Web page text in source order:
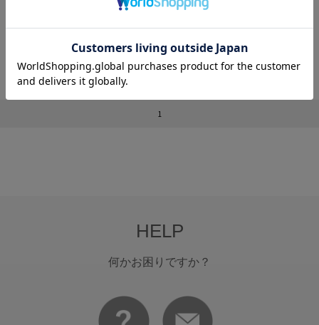
【UV】ローマンレタリングプリント
スポーツレギンス
¥2,200 80%OFF
【UV】ローマンレタリングプリント
スポーツレギンス
¥2,200
1
HELP
何かお困りですか？